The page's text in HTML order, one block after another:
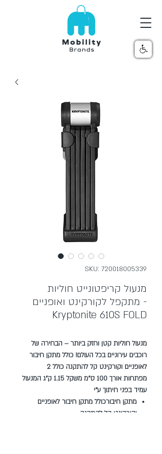
SKU: 720018005339
מנעול קריפטונייט חוליות
מתקפל לקורקינט ואופניים -
Kryptonite 610S FOLD
מנעול חוליות קטן וחזק ביותר – הבחירה של
רוכבים עירוניים בכל העולם! כולל מתקן חיבור
לאופניים וקורקינט קל להתקנה כולל 2
מפתחות אורך 100 ס"מ משקל 1.15 ק"ג המנעול
עמיד בפני חיתוך ע"י
מתקן חיבורכולל מתקן חיבור לאופניים
וקורקינט קל להתקנה